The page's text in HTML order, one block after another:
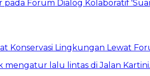
Konservasi Lingkungan Lewat